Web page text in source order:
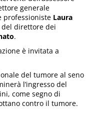
generale
professioniste Laura
del direttore dei
.
è invitata a
del tumore al seno
l’ingresso del
come segno di
contro il tumore.